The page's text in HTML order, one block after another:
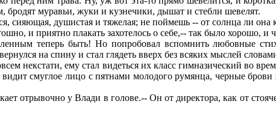
бродят муравьи, жуки и кузнечики, дышат и стебли шевелят.
сияющая, душистая и тяжелая; не поймешь -- от солнца ли она
и приятно плакать захотелось о себе,-- так было хорошо, и
теперь быть! Но попробовал вспомнить любовные
на спину и стал глядеть вверх без всяких мыслей
некстати, ему стал видеться их класс гимназический во
смуглое лицо с пятнами молодого румянца, черные
отрывочно у Влади в голове.-- Он от директора, как от